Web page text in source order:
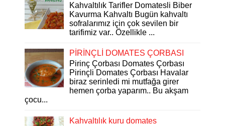
Kahvaltılık Tarifler Domatesli Biber
Kavurma Kahvaltı Bugün kahvaltı
sofralarımız için çok sevilen bir
tarifimiz var.. Özellikle ...
PİRİNÇLİ DOMATES ÇORBASI
Pirinç Çorbası Domates Çorbası
Pirinçli Domates Çorbası Havalar
biraz serinledi mi mutfağa girer
hemen çorba yaparım.. Bu akşam
çocu...
Kahvaltılık kuru domates